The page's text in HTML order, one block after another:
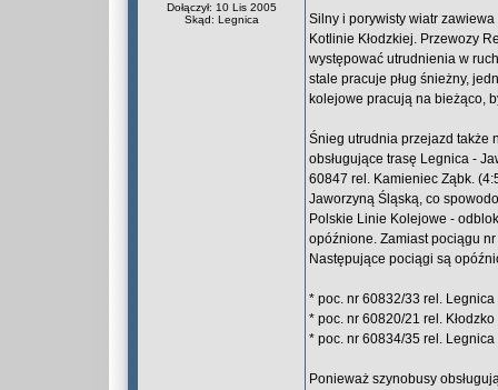
Dołączył: 10 Lis 2005
Skąd: Legnica
Silny i porywisty wiatr
Kotlinie Kłodzkiej. Przewozy
występować utrudnienia w
stale pracuje pług śnieżny,
kolejowe pracują na bieżąco,
Śnieg utrudnia przejazd także
obsługujące trasę Legnica -
60847 rel. Kamieniec Ząbk.
Jaworzyną Śląską, co
Polskie Linie Kolejowe -
opóźnione. Zamiast pociągu
Następujące pociągi są
* poc. nr 60832/33 rel. Legnica
* poc. nr 60820/21 rel.
* poc. nr 60834/35 rel.
Ponieważ szynobusy